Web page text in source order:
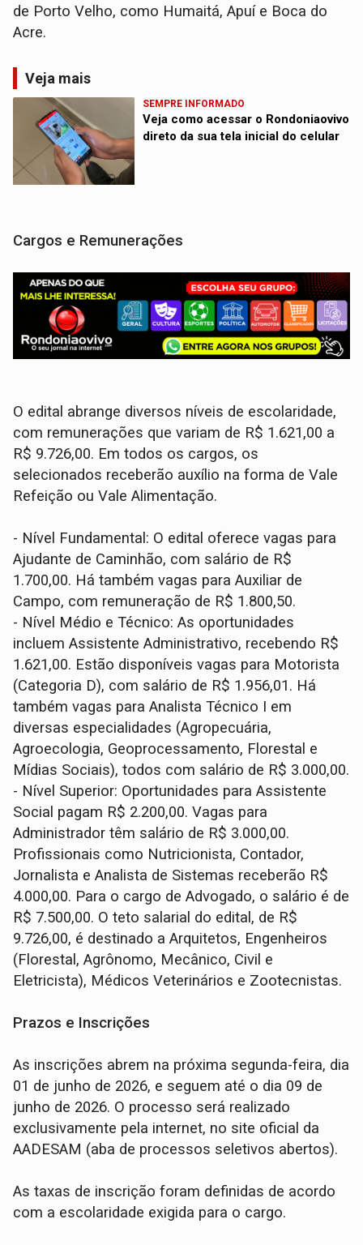
de Porto Velho, como Humaitá, Apuí e Boca do
Acre.
Veja mais
SEMPRE INFORMADO
Veja como acessar o Rondoniaovivo
direto da sua tela inicial do celular
Cargos e Remunerações
O edital abrange diversos níveis de escolaridade,
com remunerações que variam de R$ 1.621,00 a
R$ 9.726,00. Em todos os cargos, os
selecionados receberão auxílio na forma de Vale
Refeição ou Vale Alimentação.
- Nível Fundamental: O edital oferece vagas para
Ajudante de Caminhão, com salário de R$
1.700,00. Há também vagas para Auxiliar de
Campo, com remuneração de R$ 1.800,50.
- Nível Médio e Técnico: As oportunidades
incluem Assistente Administrativo, recebendo R$
1.621,00. Estão disponíveis vagas para Motorista
(Categoria D), com salário de R$ 1.956,01. Há
também vagas para Analista Técnico I em
diversas especialidades (Agropecuária,
Agroecologia, Geoprocessamento, Florestal e
Mídias Sociais), todos com salário de R$ 3.000,00.
- Nível Superior: Oportunidades para Assistente
Social pagam R$ 2.200,00. Vagas para
Administrador têm salário de R$ 3.000,00.
Profissionais como Nutricionista, Contador,
Jornalista e Analista de Sistemas receberão R$
4.000,00. Para o cargo de Advogado, o salário é de
R$ 7.500,00. O teto salarial do edital, de R$
9.726,00, é destinado a Arquitetos, Engenheiros
(Florestal, Agrônomo, Mecânico, Civil e
Eletricista), Médicos Veterinários e Zootecnistas.
Prazos e Inscrições
As inscrições abrem na próxima segunda-feira, dia
01 de junho de 2026, e seguem até o dia 09 de
junho de 2026. O processo será realizado
exclusivamente pela internet, no site oficial da
AADESAM (aba de processos seletivos abertos).
As taxas de inscrição foram definidas de acordo
com a escolaridade exigida para o cargo.